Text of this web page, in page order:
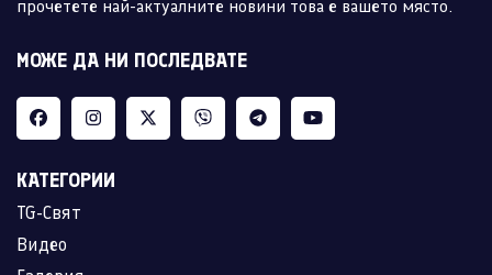
прочетете най-актуалните новини това е вашето място.
МОЖЕ ДА НИ ПОСЛЕДВАТЕ
КАТЕГОРИИ
TG-Свят
Видео